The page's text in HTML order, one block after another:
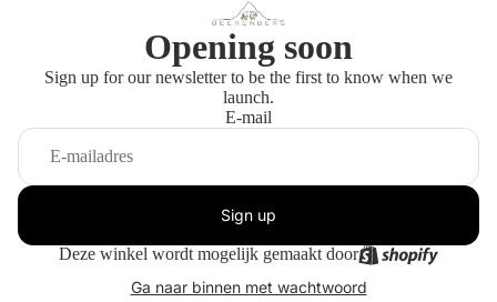
Opening soon
Sign up for our newsletter to be the first to know when we
launch.
E-mail
Sign up
Deze winkel wordt mogelijk gemaakt door
Ga naar binnen met wachtwoord